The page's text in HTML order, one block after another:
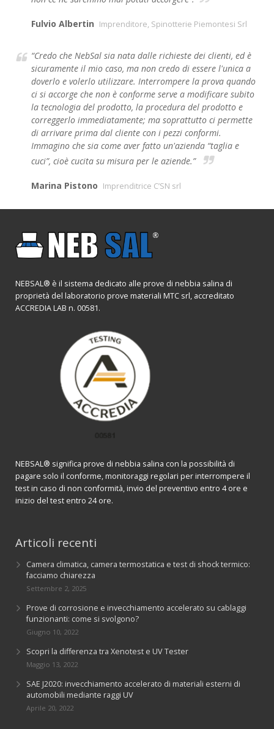
Fulvio Albertin Imprenditore, Spinotterie Piemontesi Srl
“Credo che NebSal sia nata dalle richieste dei clienti, ed è
sicuramente il mio caso, ma non credo di essere l'unica a
doverlo e volerlo utilizzare. Interrompere la prova quando
ci si accorge che non è conforme serve a modificare subito
la tecnologia del prodotto, la procedura del prodotto e
correggerlo immediatamente; ma soprattutto ci permette
di arrivare prima dal cliente con i pezzi conformi.
Immagino che sia come aver fatto un'azienda “taglia e
cuci”, cioè cucita su misura per le aziende.”
Marina Pistono Imprenditrice C’SN srl
NEBSAL® è il sistema dedicato alle prove di nebbia salina di
proprietà del laboratorio prove materiali MTC srl, accreditato
ACCREDIA LAB n. 00581.
NEBSAL® significa prove di nebbia salina con la possibilità di
pagare solo il conforme, monitoraggi regolari per interrompere il
test in caso di non conformità, invio del preventivo entro 4 ore e
inizio del test entro 24 ore.
Articoli recenti
Camera climatica, camera termostatica e test di shock termico:
facciamo chiarezza
Settembre 2, 2025
Prove di corrosione e invecchiamento accelerato su cablaggi
funzionanti: come si svolgono?
Giugno 10, 2022
Scopri la differenza tra Xenotest e UV Tester
Maggio 13, 2022
SAE J2020: invecchiamento accelerato di materiali esterni di
automobili mediante raggi UV
Aprile 20, 2022